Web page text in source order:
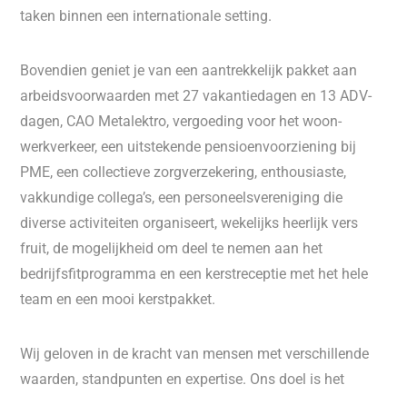
taken binnen een internationale setting.
Bovendien geniet je van een aantrekkelijk pakket aan
arbeidsvoorwaarden met 27 vakantiedagen en 13 ADV-
dagen, CAO Metalektro, vergoeding voor het woon-
werkverkeer, een uitstekende pensioenvoorziening bij
PME, een collectieve zorgverzekering, enthousiaste,
vakkundige collega’s, een personeelsvereniging die
diverse activiteiten organiseert, wekelijks heerlijk vers
fruit, de mogelijkheid om deel te nemen aan het
bedrijfsfitprogramma en een kerstreceptie met het hele
team en een mooi kerstpakket.
Wij geloven in de kracht van mensen met verschillende
waarden, standpunten en expertise. Ons doel is het